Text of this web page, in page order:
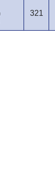
321